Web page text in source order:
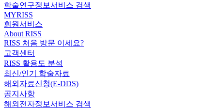
학술연구정보서비스 검색
MYRISS
회원서비스
About RISS
RISS 처음 방문 이세요?
고객센터
RISS 활용도 분석
최신/인기 학술자료
해외자료신청(E-DDS)
공지사항
해외전자정보서비스 검색